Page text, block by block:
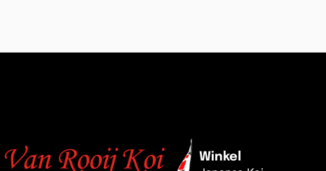
Winkel